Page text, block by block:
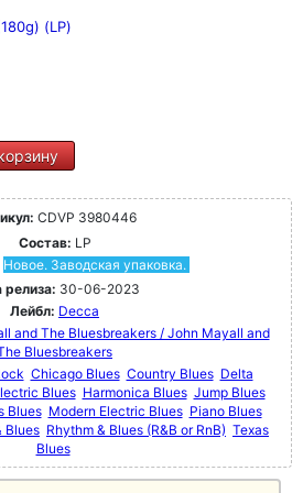
(LP)
CDVP 3980446
Состав: LP
Новое. Заводская упаковка.
релиза: 30-06-2023
Лейбл: Decca
and The Bluesbreakers / John Mayall and
Bluesbreakers
Chicago Blues Country Blues Delta
Blues Harmonica Blues Jump Blues
Blues Modern Electric Blues Piano Blues
Blues Rhythm & Blues (R&B or RnB) Texas
Blues